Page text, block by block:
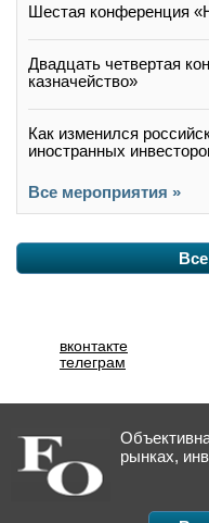
Шестая конференция
Двадцать четвертая
казначейство»
Как изменился
иностранных
Все мероприятия »
вконтакте
телеграм
рынках,